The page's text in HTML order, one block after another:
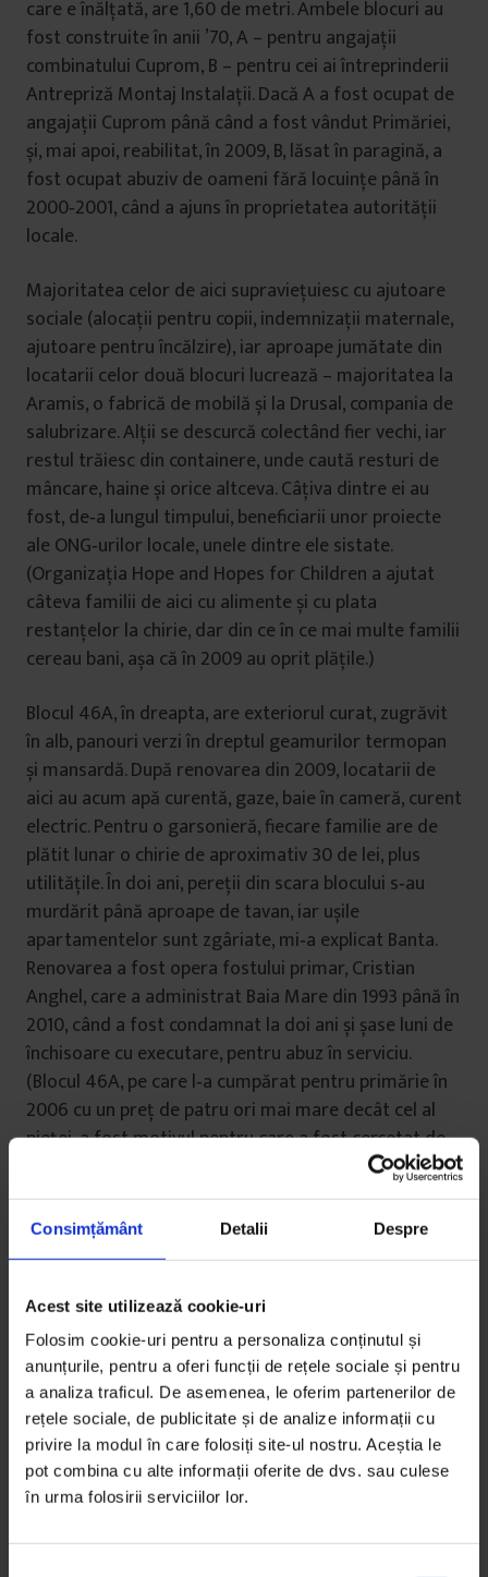
Consimțământ Detalii Despre
Acest site utilizează cookie-uri
Folosim cookie-uri pentru a personaliza conținutul și
anunțurile, pentru a oferi funcții de rețele sociale și pentru
a analiza traficul. De asemenea, le oferim partenerilor de
rețele sociale, de publicitate și de analize informații cu
privire la modul în care folosiți site-ul nostru. Aceștia le
pot combina cu alte informații oferite de dvs. sau culese
în urma folosirii serviciilor lor.
care e înălțată, are 1,60 de metri. Ambele blocuri au
fost construite în anii ’70, A – pentru angajații
combinatului Cuprom, B – pentru cei ai întreprinderii
Antrepriză Montaj Instalații. Dacă A a fost ocupat de
angajații Cuprom până când a fost vândut Primăriei,
și, mai apoi, reabilitat, în 2009, B, lăsat în paragină, a
fost ocupat abuziv de oameni fără locuințe până în
2000‑2001, când a ajuns în proprietatea autorității
locale.
Majoritatea celor de aici supraviețuiesc cu ajutoare
sociale (alocații pentru copii, indemnizații maternale,
ajutoare pentru încălzire), iar aproape jumătate din
locatarii celor două blocuri lucrează – majoritatea la
Aramis, o fabrică de mobilă și la Drusal, compania de
salubrizare. Alții se descurcă colectând fier vechi, iar
restul trăiesc din containere, unde caută resturi de
mâncare, haine și orice altceva. Câțiva dintre ei au
fost, de‑a lungul timpului, beneficiarii unor proiecte
ale ONG‑urilor locale, unele dintre ele sistate.
(Organizația Hope and Hopes for Children a ajutat
câteva familii de aici cu alimente și cu plata
restanțelor la chirie, dar din ce în ce mai multe familii
cereau bani, așa că în 2009 au oprit plățile.)
Blocul 46A, în dreapta, are exteriorul curat, zugrăvit
în alb, panouri verzi în dreptul geamurilor termopan
și mansardă. După renovarea din 2009, locatarii de
aici au acum apă curentă, gaze, baie în cameră, curent
electric. Pentru o garsonieră, fiecare familie are de
plătit lunar o chirie de aproximativ 30 de lei, plus
utilitățile. În doi ani, pereții din scara blocului s‑au
murdărit până aproape de tavan, iar ușile
apartamentelor sunt zgâriate, mi‑a explicat Banta.
Renovarea a fost opera fostului primar, Cristian
Anghel, care a administrat Baia Mare din 1993 până în
2010, când a fost condamnat la doi ani și șase luni de
închisoare cu executare, pentru abuz în serviciu.
(Blocul 46A, pe care l‑a cumpărat pentru primărie în
2006 cu un preț de patru ori mai mare decât cel al
pieței, a fost motivul pentru care a fost cercetat de
În stânga este blocul B, care a ajuns în proprietatea
primăriei acum zece ani, când o fabrică locală l‑a
local. Fără să‑l reabiliteze, primăria l‑a transformat în
bloc social, însă chiriașii întârziau plata și încet‑încet
s‑au tăiat toate utilitățile. În spatele lui, pe o mică
structură de beton, în mijlocul unui maldăr de gunoi,
s‑a montat un robinet pentru apă, iar în vară chiria
s‑a ieftinit și a ajuns la șapte lei pe lună.
O sumă de nimic, pentru nimic.